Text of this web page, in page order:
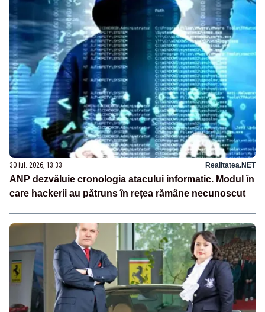
30 iul. 2026, 13:33 Realitatea.NET
ANP dezvăluie cronologia atacului informatic. Modul în
care hackerii au pătruns în rețea rămâne necunoscut